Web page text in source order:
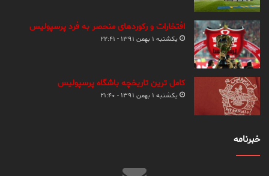
افتخارات و رکوردهای منحصر به فرد پرسپولیس
یکشنبه ۱ بهمن ۱۳۹۱ - ۲۲:۴۱
کامل ترین تاریخچه باشگاه پرسپولیس
یکشنبه ۱ بهمن ۱۳۹۱ - ۲۱:۴۰
خبرنامه